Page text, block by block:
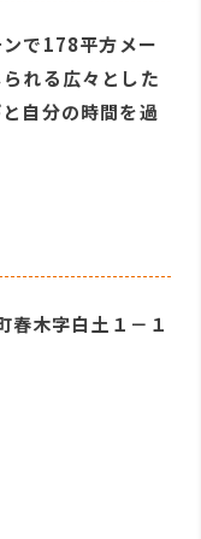
で178平方メー
れる広々とした
自分の時間を過
木字白土１－１